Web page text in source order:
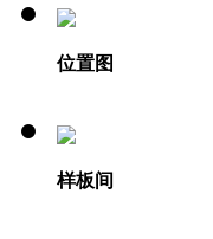
位置图
样板间